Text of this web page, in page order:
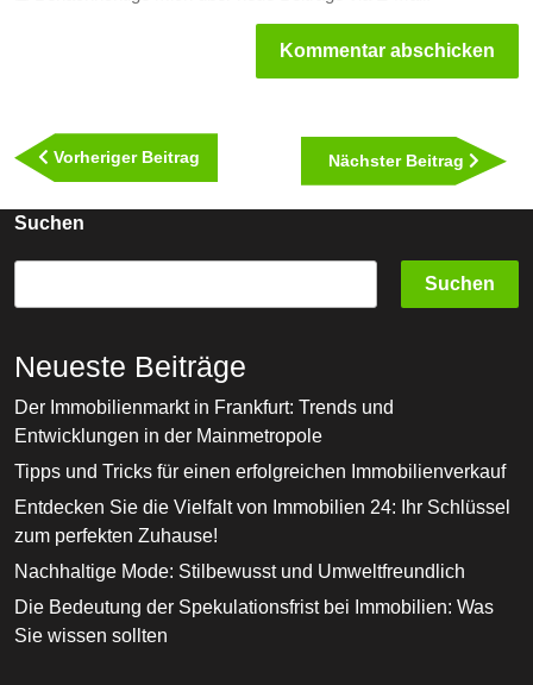
Vorheriger Beitrag
Beitrag
Nächster Beitrag
Suchen
Suchen
Neueste Beiträge
Der Immobilienmarkt in Frankfurt: Trends und
Entwicklungen in der Mainmetropole
Tipps und Tricks für einen erfolgreichen Immobilienverkauf
Entdecken Sie die Vielfalt von Immobilien 24: Ihr Schlüssel
zum perfekten Zuhause!
Nachhaltige Mode: Stilbewusst und Umweltfreundlich
Die Bedeutung der Spekulationsfrist bei Immobilien: Was
Sie wissen sollten